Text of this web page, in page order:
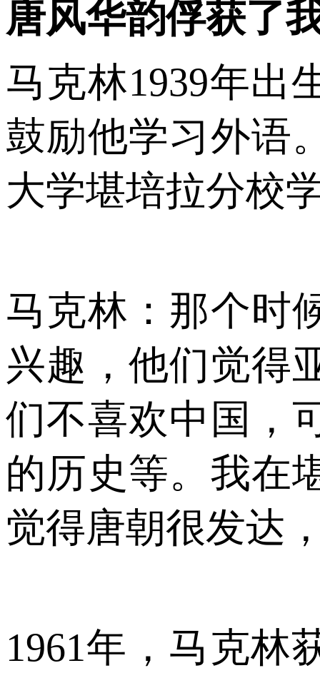
唐风华韵俘获了
马克林1939年出
鼓励他学习外语
大学堪培拉分校
马克林：那个时
兴趣，他们觉得
们不喜欢中国，
的历史等。我在
觉得唐朝很发达
1961年，马克林